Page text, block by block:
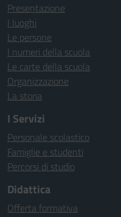
Presentazione
I luoghi
Le persone
I numeri della scuola
Le carte della scuola
Organizzazione
La storia
I Servizi
Personale scolastico
Famiglie e studenti
Percorsi di studio
Didattica
Offerta formativa